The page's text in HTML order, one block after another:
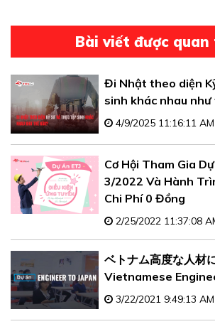
Bài viết được quan
Đi Nhật theo diện
sinh khác nhau như
4/9/2025 11:16:11 AM
Cơ Hội Tham Gia
3/2022 Và Hành
Chi Phí 0 Đồng
2/25/2022 11:37:08
ベトナム高度な人
Vietnamese
3/22/2021 9:49:13 AM